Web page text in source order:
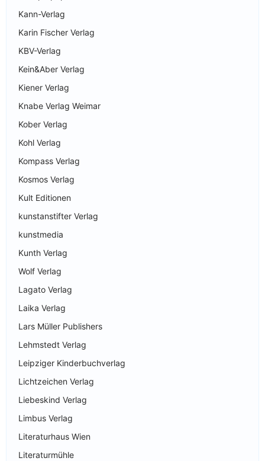
Kann-Verlag
Karin Fischer Verlag
KBV-Verlag
Kein&Aber Verlag
Kiener Verlag
Knabe Verlag Weimar
Kober Verlag
Kohl Verlag
Kompass Verlag
Kosmos Verlag
Kult Editionen
kunstanstifter Verlag
kunstmedia
Kunth Verlag
Wolf Verlag
Lagato Verlag
Laika Verlag
Lars Müller Publishers
Lehmstedt Verlag
Leipziger Kinderbuchverlag
Lichtzeichen Verlag
Liebeskind Verlag
Limbus Verlag
Literaturhaus Wien
Literaturmühle